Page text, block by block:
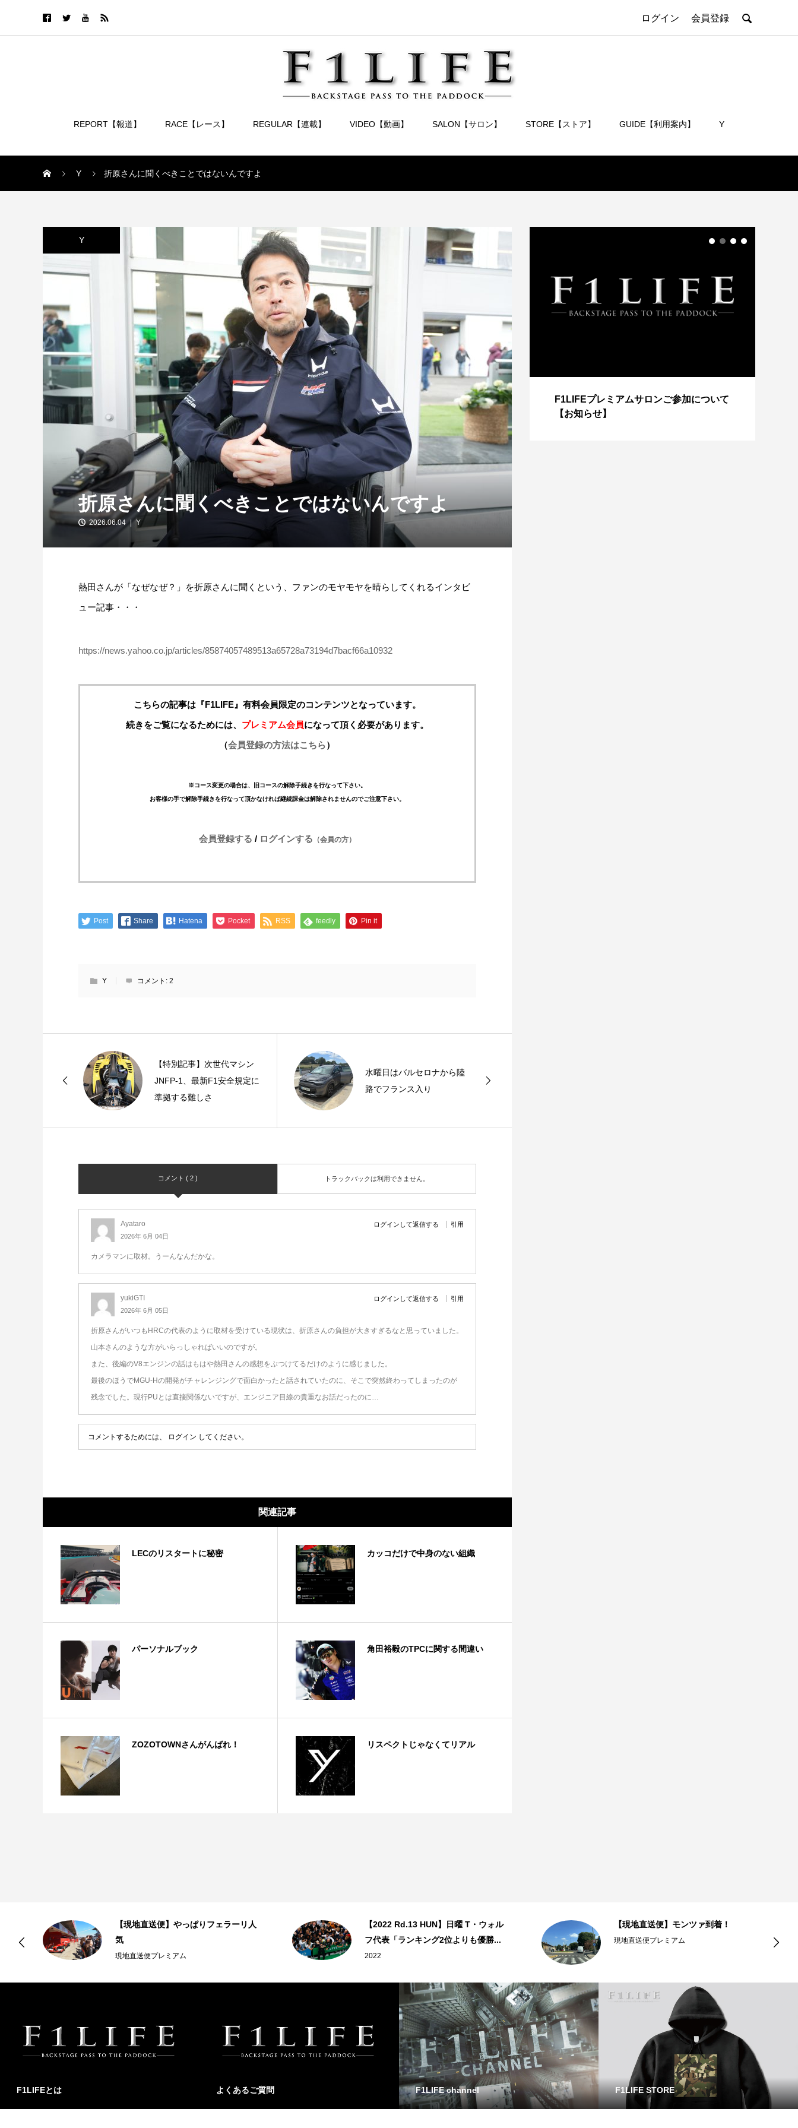
ログイン 会員登録 
REPORT【報道】 RACE【レース】 REGULAR【連載】 VIDEO【動画】 SALON【サロン】 STORE【ストア】 GUIDE【利用案内】 Y
Y 折原さんに聞くべきことではないんですよ
Y
折原さんに聞くべきことではないんですよ
2026.06.04 Y
熱田さんが「なぜなぜ？」を折原さんに聞くという、ファンのモヤモヤを晴らしてくれるインタビ
ュー記事・・・
https://news.yahoo.co.jp/articles/85874057489513a65728a73194d7bacf66a10932
こちらの記事は『F1LIFE』有料会員限定のコンテンツとなっています。
続きをご覧になるためには、 プレミアム会員になって頂く必要があります。
（会員登録の方法はこちら）
※コース変更の場合は、旧コースの解除手続きを行なって下さい。
お客様の手で解除手続きを行なって頂かなければ継続課金は解除されませんのでご注意下さい。
会員登録する / ログインする （会員の方）
Post Share Hatena Pocket RSS feedly Pin it
Y コメント: 2
【特別記事】次世代マシン
JNFP-1、最新F1安全規定に
準拠する難しさ
水曜日はバルセロナから陸
路でフランス入り
コメント ( 2 ) トラックバックは利用できません。
Ayataro
2026年 6月 04日
ログインして返信する 引用
カメラマンに取材。うーんなんだかな。
yukiGTI
2026年 6月 05日
ログインして返信する 引用
折原さんがいつもHRCの代表のように取材を受けている現状は、折原さんの負担が大きすぎるなと思っていました。
山本さんのような方がいらっしゃればいいのですが。
また、後編のV8エンジンの話はもはや熱田さんの感想をぶつけてるだけのように感じました。
最後のほうでMGU-Hの開発がチャレンジングで面白かったと話されていたのに、そこで突然終わってしまったのが
残念でした。現行PUとは直接関係ないですが、エンジニア目線の貴重なお話だったのに…
コメントするためには、 ログイン してください。
関連記事
LECのリスタートに秘密 カッコだけで中身のない組織
パーソナルブック 角田裕毅のTPCに関する間違い
ZOZOTOWNさんがんばれ！ リスペクトじゃなくてリアル
【特別企画】2026年ホンダの現在地
①「アストンマーティンとの交渉4...
【特別記事】レーシングブルズ、
VCARB 02を生み出すファクトリー...
F1LIFEプレミアムサロンご参加について
【お知らせ】
【現地直送便】やっぱりフェラーリ人
気
現地直送便プレミアム
【2022 Rd.13 HUN】日曜 T・ウォル
フ代表「ランキング2位よりも優勝...
2022
【現地直送便】モンツァ到着！
現地直送便プレミアム
F1LIFEとは よくあるご質問 F1LIFE channel F1LIFE STORE